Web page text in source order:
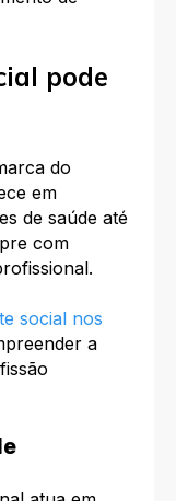
pode
do
em
de saúde até
com
social nos
a